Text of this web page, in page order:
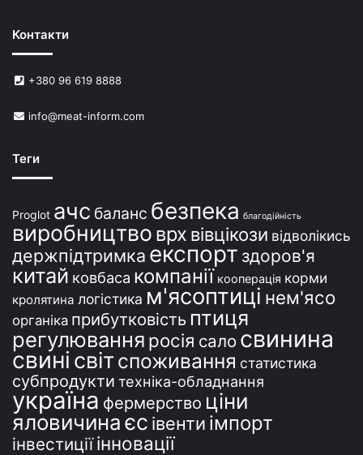
е
й
У
р
ї
Контакти
+380 96 619 8888
info@meat-inform.com
Теги
Proglot ачс баланс безпека благодійність
виробництво врх вівцікози відволікись
держпідтримка експорт здоров'я
китай ковбаса компанії кооперація корми
кролятина логістика м'ясоптиці нем'ясо
органіка прибутковість птиця
регулювання росія сало свинина
свині світспоживання статистика
субпродукти техніка-обладнання
україна фермерство ціни
яловичинаєс івенти імпорт
інвестиції інновації